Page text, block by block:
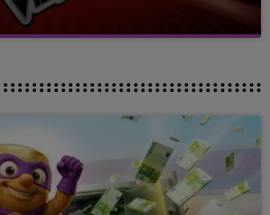
sur Champagne FM